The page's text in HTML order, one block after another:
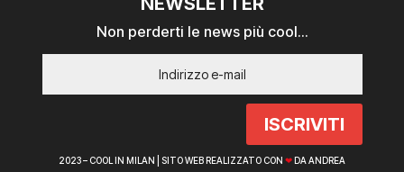
Non perderti le news più cool...
ISCRIVITI
2023 – COOL IN MILAN | SITO WEB REALIZZATO CON ❤DA ANDREA